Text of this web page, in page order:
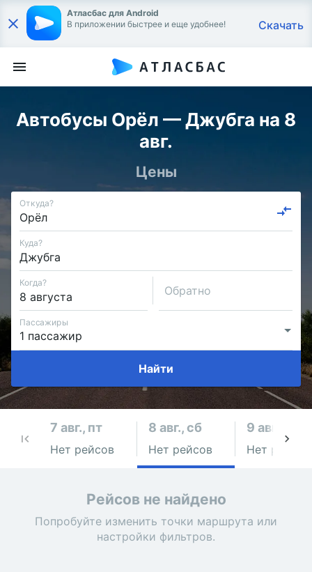
Атласбас для Android
В приложении быстрее и еще удобнее!
Скачать
Автобусы Орёл — Джубга на 8
авг.
Цены
Откуда?
Куда?
Когда?
Обратно
Пассажиры
Найти
7 авг., пт
Нет рейсов
8 авг., сб
Нет рейсов
9 авг., вс
Нет рейсов
Рейсов не найдено
Попробуйте изменить точки маршрута или
настройки фильтров.